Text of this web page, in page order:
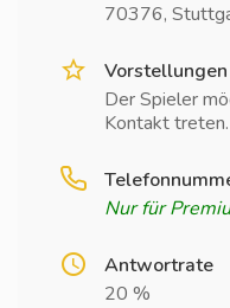
70376,
Vorstellungen
Der Spieler
Kontakt treten.
Nur für
Antwortrate
20 %